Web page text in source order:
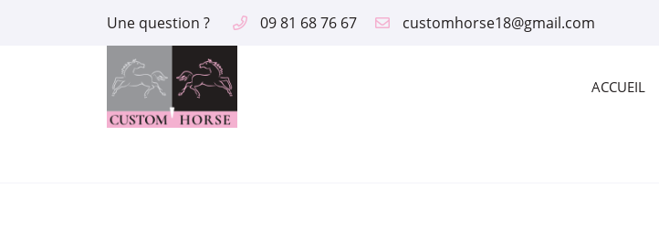
Une question ? 09 81 68 76 67
ACCUEIL
2 route des Aix
18390 Saint Germain du Puy
09 81 68 76 67